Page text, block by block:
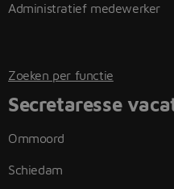
Administratief medewerker
Zoeken per functie
Secretaresse
Ommoord
Schiedam